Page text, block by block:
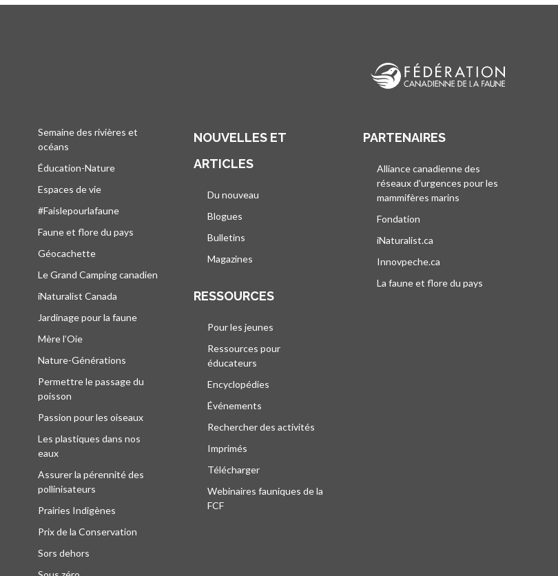
Semaine des rivières et
océans
Éducation-Nature
Espaces de vie
#Faislepourlafaune
Faune et flore du pays
Géocachette
Le Grand Camping canadien
iNaturalist Canada
Jardinage pour la faune
Mère l’Oie
Nature-Générations
Permettre le passage du
poisson
Passion pour les oiseaux
Les plastiques dans nos
eaux
Assurer la pérennité des
pollinisateurs
Prairies Indigènes
Prix de la Conservation
Sors dehors
NOUVELLES ET
ARTICLES
Du nouveau
Blogues
Bulletins
Magazines
RESSOURCES
Pour les jeunes
Ressources pour
éducateurs
Encyclopédies
Événements
Rechercher des activités
Imprimés
Télécharger
Webinaires fauniques de la
FCF
PARTENAIRES
Alliance canadienne des
réseaux d'urgences pour les
mammifères marins
Fondation
iNaturalist.ca
Innovpeche.ca
La faune et flore du pays